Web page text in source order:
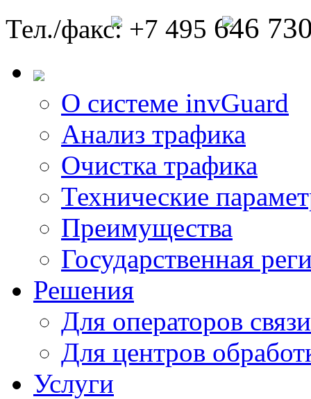
Тел./факс: +7 495 646
О системе invGuard
Анализ трафика
Очистка трафика
Технические
Преимущества
Государственная
Решения
Для операторов связи
Для центров
Услуги